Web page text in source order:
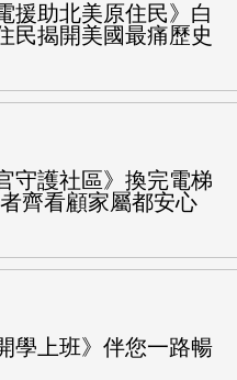
援助北美原住民》白
民揭開美國最痛歷史
守護社區》換完電梯
齊看顧家屬都安心
學上班》伴您一路暢